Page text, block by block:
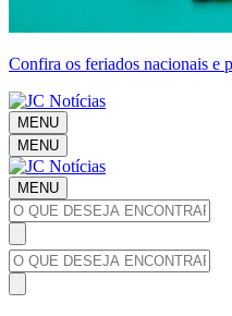
Confira os feriados nacionais e
MENU
MENU
MENU